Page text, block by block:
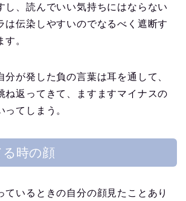
し、読んでいい気持ちにはならない
は伝染しやすいのでなるべく遮断す
。
分が発した負の言葉は耳を通して、
ね返ってきて、ますますマイナスの
てしまう。
時の顔
ているときの自分の顔見たことあり